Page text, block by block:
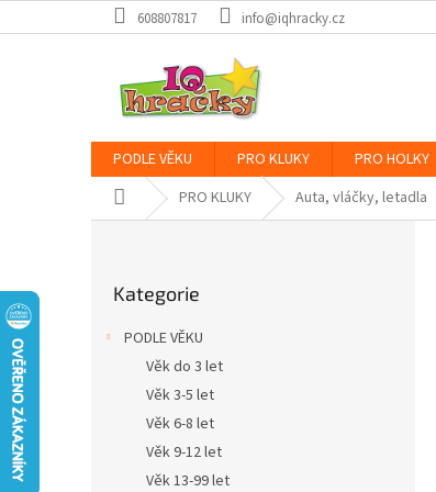
na
608807817 info@iqhracky.cz
PODLE VĚKU PRO KLUKY PRO HOLKY
Domů PRO KLUKY Auta, vláčky, letadla
kategorie
Kategorie
PODLE VĚKU
Věk do 3 let
Věk 3-5 let
Věk 6-8 let
Věk 9-12 let
Věk 13-99 let